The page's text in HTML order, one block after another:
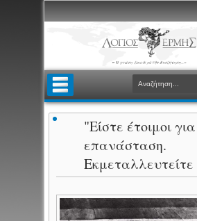
"Είστε έτοιμοι για
επανάσταση.
Εκμεταλλευτείτε